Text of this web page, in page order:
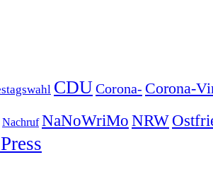
CDUCorona- Corona-
Nachruf NaNoWriMo NRW